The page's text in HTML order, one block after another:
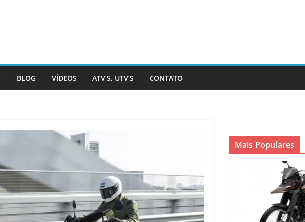
BLOG VÍDEOS ATV’S, UTV’S CONTATO
Mais Populares